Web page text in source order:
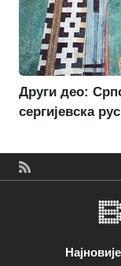
Други део:
сергијевска
Најновије